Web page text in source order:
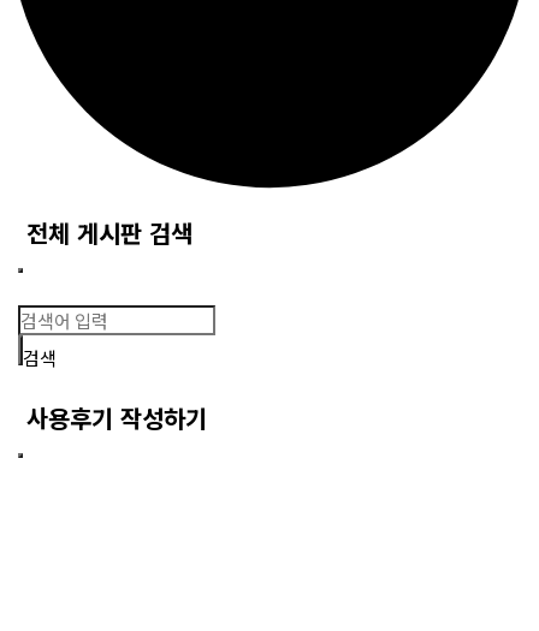
전체 게시판 검색
검색
사용후기 작성하기